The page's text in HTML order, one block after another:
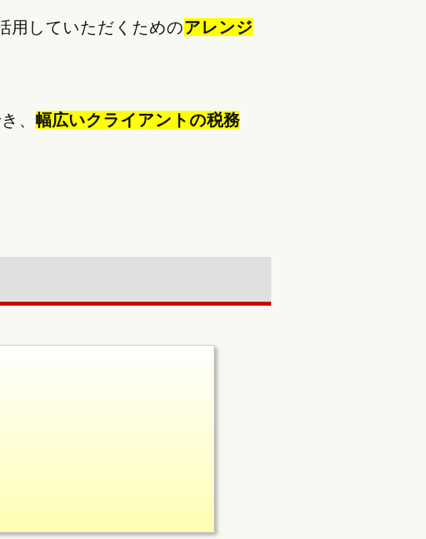
用していただくためのアレンジ
、 幅広いクライアントの税務